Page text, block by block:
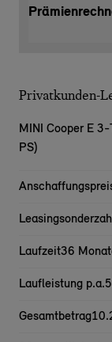
Privatkunden-
MINI Cooper E 3-
PS)
Laufzeit36
Laufleistung p.a.
Gesamtbetrag